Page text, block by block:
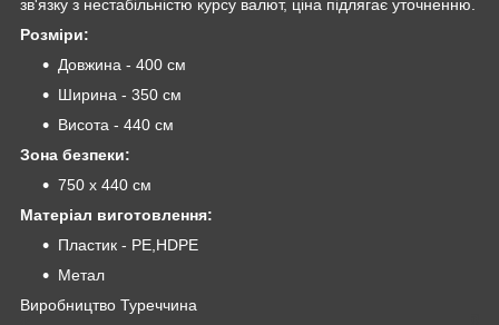
зв'язку з нестабільністю курсу валют, ціна підлягає уточненню.
Розміри:
Довжина - 400 см
Ширина - 350 см
Висота - 440 см
Зона безпеки:
750 х 440 см
Матеріал виготовлення:
Пластик - РЕ,HDPE
Метал
Виробництво Туреччина